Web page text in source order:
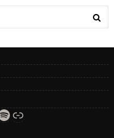
リンク